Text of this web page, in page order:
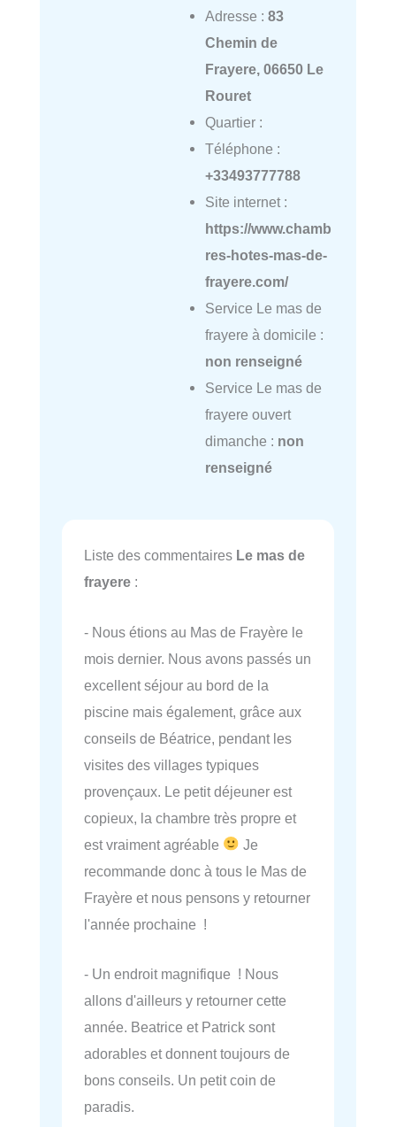
Adresse : 83
Chemin de
Frayere, 06650 Le
Rouret
Quartier :
Téléphone :
+33493777788
Site internet :
https://www.chamb
res-hotes-mas-de-
frayere.com/
Service Le mas de
frayere à domicile :
non renseigné
Service Le mas de
frayere ouvert
dimanche : non
renseigné
Liste des commentaires Le mas de
frayere :
- Nous étions au Mas de Frayère le
mois dernier. Nous avons passés un
excellent séjour au bord de la
piscine mais également, grâce aux
conseils de Béatrice, pendant les
visites des villages typiques
provençaux. Le petit déjeuner est
copieux, la chambre très propre et
est vraiment agréable
Je
recommande donc à tous le Mas de
Frayère et nous pensons y retourner
l'année prochaine !
- Un endroit magnifique ! Nous
allons d'ailleurs y retourner cette
année. Beatrice et Patrick sont
adorables et donnent toujours de
bons conseils. Un petit coin de
paradis.